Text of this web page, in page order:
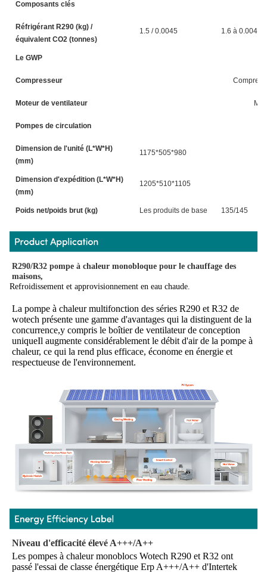
Composants clés
Réfrigérant R290 (kg) /
équivalent CO2 (tonnes)
1.5 / 0.0045 1.6 à 0.0048
Le GWP
Compresseur
Moteur de ventilateur
Pompes de circulation
Dimension de l'unité (L*W*H)
(mm)
1175*505*980
Dimension d'expédition (L*W*H)
(mm)
1205*510*1105
Poids net/poids brut (kg) Les produits de base 135/145
R290/R32 pompe à chaleur monobloque pour le chauffage des
maisons,
Refroidissement et approvisionnement en eau chaude.
La pompe à chaleur multifonction des séries R290 et R32 de
wotech présente une gamme d'avantages qui la distinguent de la
concurrence,y compris le boîtier de ventilateur de conception
uniqueIl augmente considérablement le débit d'air de la pompe à
chaleur, ce qui la rend plus efficace, économe en énergie et
respectueuse de l'environnement.
Niveau d'efficacité élevé A+++/A++
Les pompes à chaleur monoblocs Wotech R290 et R32 ont
passé l'essai de classe énergétique Erp A+++/A++ d'Intertek